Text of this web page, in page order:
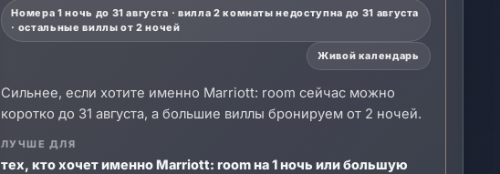
Номера 1 ночь до 31 августа · вилла 2 комнаты недоступна до 31 августа
· остальные виллы от 2 ночей
Живой календарь
Сильнее, если хотите именно Marriott: room сейчас можно
коротко до 31 августа, а большие виллы бронируем от 2 ночей.
ЛУЧШЕ ДЛЯ
тех, кто хочет именно Marriott: room на 1 ночь или большую